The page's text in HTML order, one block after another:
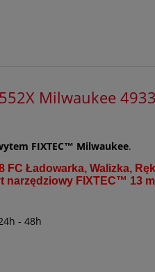
Milwaukee
FIXTEC™ Milwaukee.
FC Ładowarka, Walizka,
narzędziowy FIXTEC™ 13
- 48h